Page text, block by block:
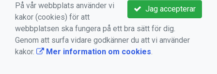
Jag accepterar
På vår webbplats använder vi
kakor (cookies) för att
webbplatsen ska fungera på ett bra sätt för dig.
Genom att surfa vidare godkänner du att vi använder
kakor.
Mer information om cookies.